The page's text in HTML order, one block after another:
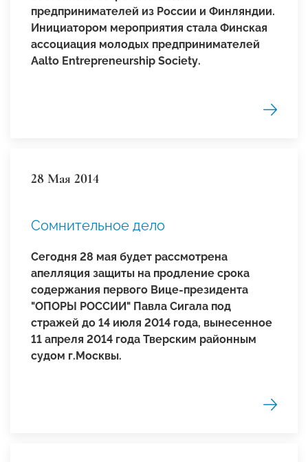
предпринимателей из России и Финляндии.
Инициатором мероприятия стала Финская
ассоциация молодых предпринимателей
Aalto Entrepreneurship Society.
28 Мая 2014
Сомнительное дело
Сегодня 28 мая будет рассмотрена
апелляция защиты на продление срока
содержания первого Вице-президента
"ОПОРЫ РОССИИ" Павла Сигала под
стражей до 14 июля 2014 года, вынесенное
11 апреля 2014 года Тверским районным
судом г.Москвы.